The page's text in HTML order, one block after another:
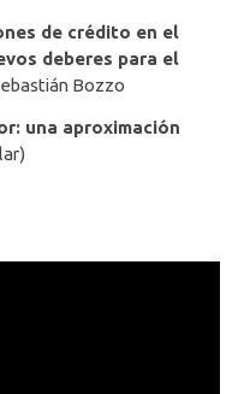
de crédito en el
deberes para el
Bozzo
una aproximación